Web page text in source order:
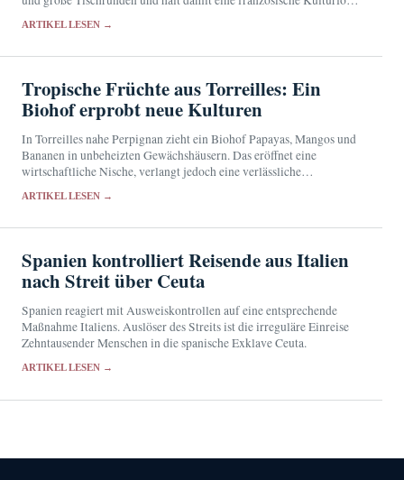
ARTIKEL LESEN →
Tropische Früchte aus Torreilles: Ein
Biohof erprobt neue Kulturen
In Torreilles nahe Perpignan zieht ein Biohof Papayas, Mangos und
Bananen in unbeheizten Gewächshäusern. Das eröffnet eine
wirtschaftliche Nische, verlangt jedoch eine verlässliche
ARTIKEL LESEN →
Spanien kontrolliert Reisende aus Italien
nach Streit über Ceuta
Spanien reagiert mit Ausweiskontrollen auf eine entsprechende
Maßnahme Italiens. Auslöser des Streits ist die irreguläre Einreise
Zehntausender Menschen in die spanische Exklave Ceuta.
ARTIKEL LESEN →